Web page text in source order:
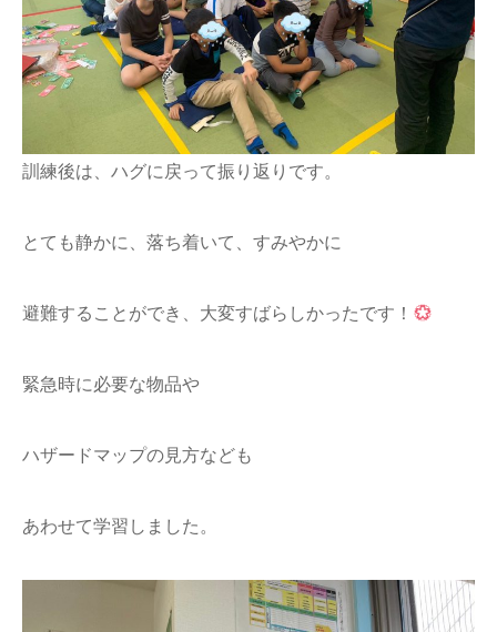
訓練後は、ハグに戻って振り返りです。
とても静かに、落ち着いて、すみやかに
避難することができ、大変すばらしかったです！
緊急時に必要な物品や
ハザードマップの見方なども
あわせて学習しました。